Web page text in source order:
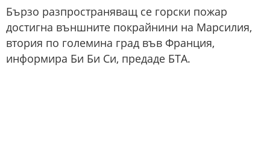
Бързо разпространяващ се горски пожар
достигна външните покрайнини на Марсилия,
втория по големина град във Франция,
информира Би Би Си, предаде БТА.